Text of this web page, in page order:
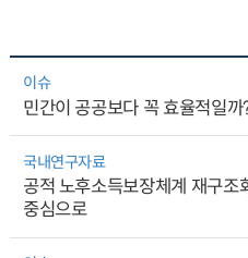
이슈
민간이 공공보다 꼭 효율적일
국내연구자료
공적 노후소득보장체계 재구조
중심으로